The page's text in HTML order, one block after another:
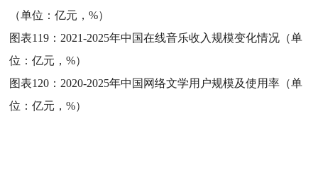
（单位：亿元，%）
图表119： 2021-2025年中国在线音乐收入规模变化情况（单
位：亿元，%）
图表120： 2020-2025年中国网络文学用户规模及使用率（单
位：亿元，%）